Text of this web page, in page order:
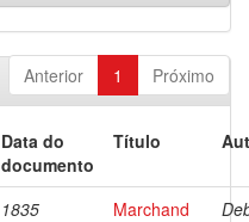
Anterior 1 Próximo
Data do
documento
Título
1835
Marchand